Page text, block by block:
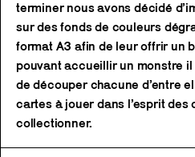
terminer nous avons décidé
sur des fonds de couleurs
format A3 afin de leur offrir un
pouvant accueillir un monstre
de découper chacune d’entre
cartes à jouer dans l’esprit des
collectionner.